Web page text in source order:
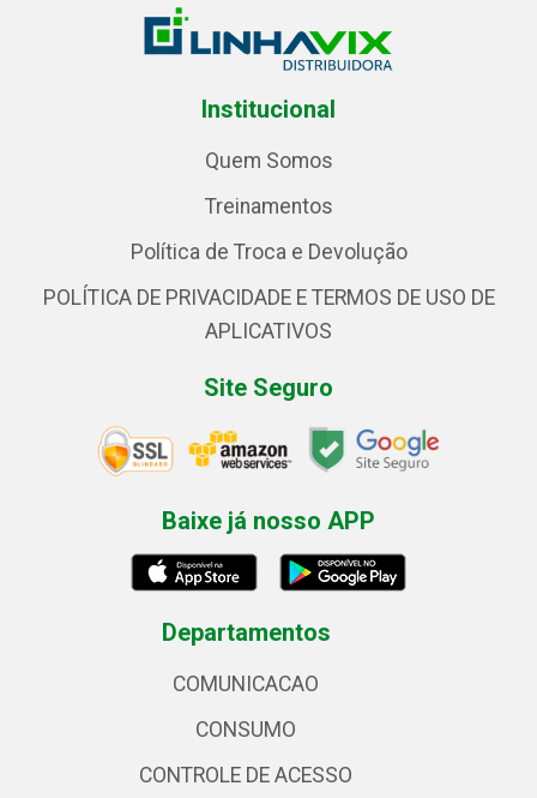
Institucional
Quem Somos
Treinamentos
Política de Troca e Devolução
POLÍTICA DE PRIVACIDADE E TERMOS DE USO DE
APLICATIVOS
Site Seguro
Baixe já nosso APP
Departamentos
COMUNICACAO
CONSUMO
CONTROLE DE ACESSO